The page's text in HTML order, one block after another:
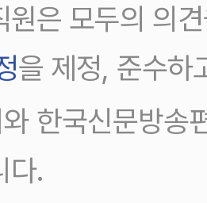
원은 모두의 의
을 제정, 준수하
한국신문방송
다.